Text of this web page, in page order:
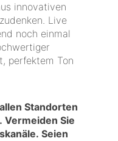
innovativen
Live
noch einmal
perfektem Ton
Standorten
Vermeiden Sie
Seien